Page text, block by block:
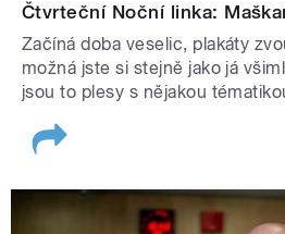
Čtvrteční Noční linka:
Začíná doba veselic, plakáty
možná jste si stejně jako já
jsou to plesy s nějakou